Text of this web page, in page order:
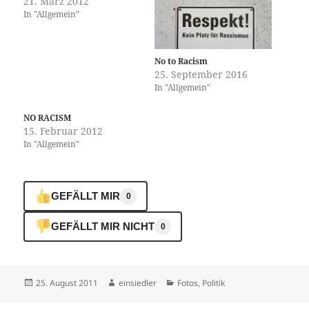
In "Allgemein"
No to Racism
25. September 2016
In "Allgemein"
NO RACISM
15. Februar 2012
In "Allgemein"
GEFÄLLT MIR 0
GEFÄLLT MIR NICHT 0
Veröffentlicht
25. August 2011 Autor
einsiedler Kategorien
Fotos, Politik